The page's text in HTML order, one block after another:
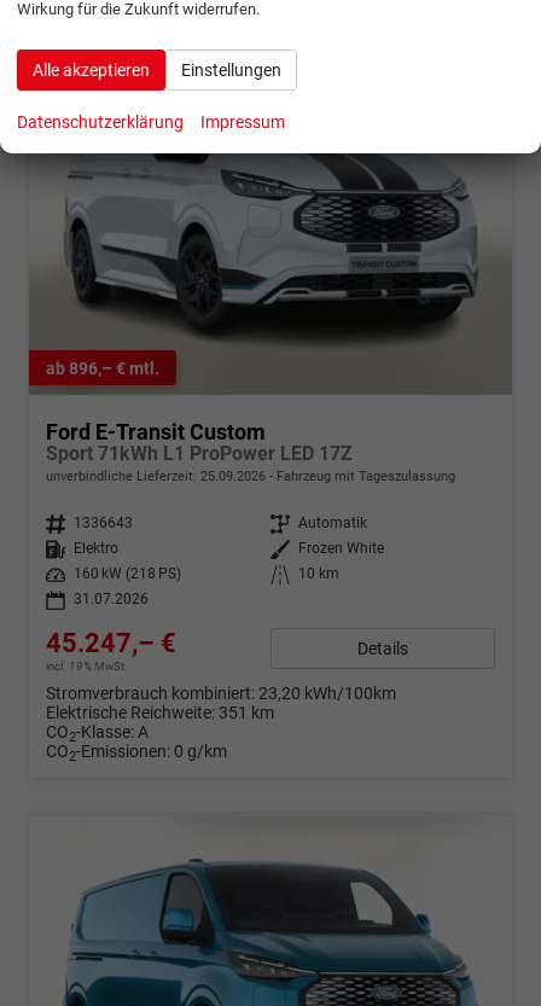
ab 896,– € mtl.
Ford E-Transit Custom
Sport 71kWh L1 ProPower LED 17Z
unverbindliche Lieferzeit: 25.09.2026 Fahrzeug mit Tageszulassung
Fahrzeugnr. 1336643 Getriebe Automatik
Kraftstoff
Elektro Außenfarbe
Frozen White
Leistung
160 kW (218 PS) Kilometerstand
10 km
31.07.2026
45.247,– €
incl. 19% MwSt.
Details
Stromverbrauch kombiniert: 23,20 kWh/100km
Elektrische Reichweite: 351 km
CO2-Klasse:A
CO2-Emissionen: 0 g/km
Wirkung für die Zukunft widerrufen.
Alle akzeptieren Einstellungen
Datenschutzerklärung Impressum